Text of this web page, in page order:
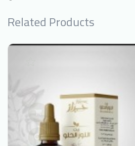
Related Products